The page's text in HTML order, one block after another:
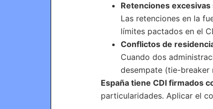
Retenciones
Las retenciones en la
límites pactados en el
Conflictos de
Cuando dos
desempate (tie-breaker
España tiene CDI firmados
particularidades. Aplicar el